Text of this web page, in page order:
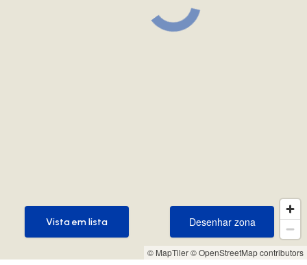
© MapTiler© OpenStreetMap contributors
Desenhar zona
Desenhar zona
Vista em lista
Vista em lista